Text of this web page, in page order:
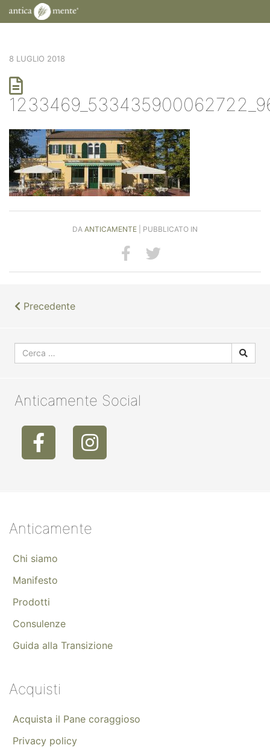
8 LUGLIO 2018
DA ANTICAMENTE | PUBBLICATO IN
Precedente
Anticamente Social
Anticamente
Chi siamo
Manifesto
Prodotti
Consulenze
Guida alla Transizione
Acquisti
Acquista il Pane coraggioso
Privacy policy